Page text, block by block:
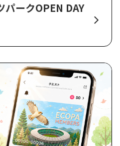
パークOPEN DAY